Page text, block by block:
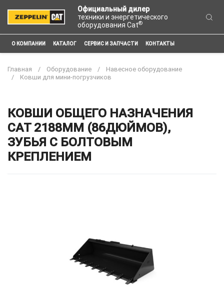
Официальный дилер
техники и энергетического
оборудования Cat®
О КОМПАНИИ КАТАЛОГ СЕРВИС И ЗАПЧАСТИ КОНТАКТЫ
Главная Оборудование
Навесное оборудование
Ковши для мини-погрузчиков
КОВШИ ОБЩЕГО НАЗНАЧЕНИЯ
CAT 2188ММ (86ДЮЙМОВ),
ЗУБЬЯ С БОЛТОВЫМ
КРЕПЛЕНИЕМ